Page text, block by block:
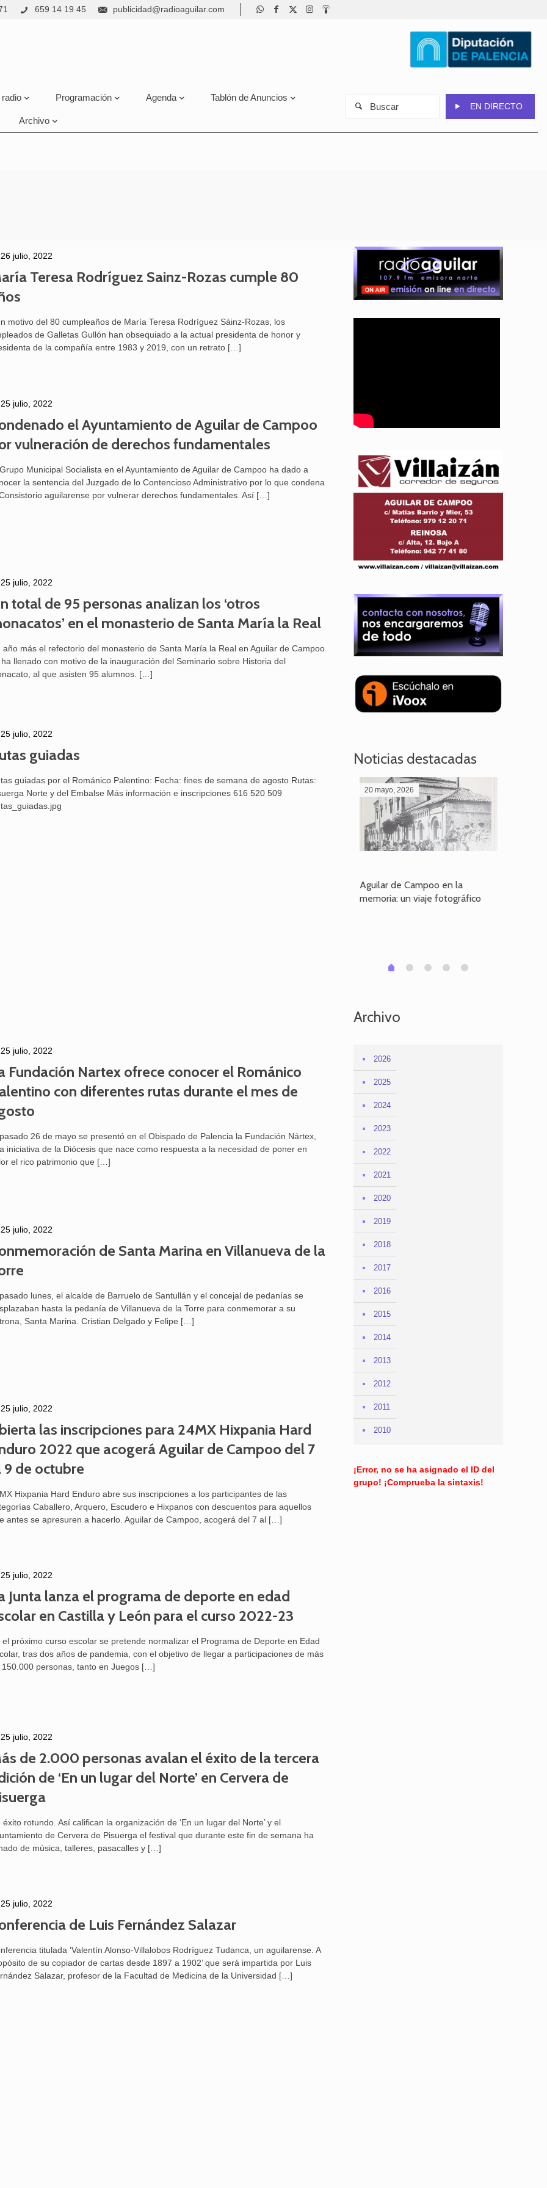
659 14 19 45 publicidad@radioaguilar.com
Programación Agenda Tablón de Anuncios
Archivo
EN DIRECTO
26 julio, 2022
Teresa Rodríguez Sainz-Rozas cumple 80
motivo del 80 cumpleaños de María Teresa Rodríguez Sáinz-Rozas, los
de Galletas Gullón han obsequiado a la actual presidenta de honor y
de la compañía entre 1983 y 2019, con un retrato[…]
25 julio, 2022
el Ayuntamiento de Aguilar de Campoo
vulneración de derechos fundamentales
Municipal Socialista en el Ayuntamiento de Aguilar de Campoo ha dado a
la sentencia del Juzgado de lo Contencioso Administrativo por lo que condena
aguilarense por vulnerar derechos fundamentales. Así[…]
25 julio, 2022
total de 95 personas analizan los ‘otros
en el monasterio de Santa María la Real
año más el refectorio del monasterio de Santa María la Real en Aguilar de Campoo
llenado con motivo de la inauguración del Seminario sobre Historia del
al que asisten 95 alumnos. […]
25 julio, 2022
guiadas
guiadas por el Románico Palentino: Fecha: fines de semana de agosto Rutas:
Norte y del Embalse Más información e inscripciones 616 520 509
25 julio, 2022
Fundación Nartex ofrece conocer el Románico
con diferentes rutas durante el mes de
26 de mayo se presentó en el Obispado de Palencia la Fundación Nártex,
iniciativa de la Diócesis que nace como respuesta a la necesidad de poner en
el rico patrimonio que […]
25 julio, 2022
de Santa Marina en Villanueva de la
lunes, el alcalde de Barruelo de Santullán y el concejal de pedanías se
hasta la pedanía de Villanueva de la Torre para conmemorar a su
Santa Marina. Cristian Delgado y Felipe […]
25 julio, 2022
las inscripciones para 24MX Hixpania Hard
2022 que acogerá Aguilar de Campoo del 7
9 de octubre
Hixpania Hard Enduro abre sus inscripciones a los participantes de las
Caballero, Arquero, Escudero e Hixpanos con descuentos para aquellos
antes se apresuren a hacerlo. Aguilar de Campoo, acogerá del 7 al[…]
25 julio, 2022
Junta lanza el programa de deporte en edad
en Castilla y León para el curso 2022-23
el próximo curso escolar se pretende normalizar el Programa de Deporte en Edad
tras dos años de pandemia, con el objetivo de llegar a participaciones de más
150.000 personas, tanto en Juegos[…]
25 julio, 2022
de 2.000 personas avalan el éxito de la tercera
de ‘En un lugar del Norte’ en Cervera de
éxito rotundo. Así califican la organización de ‘En un lugar del Norte’ y el
de Cervera de Pisuerga el festival que durante este fin de semana ha
de música, talleres, pasacalles y[…]
25 julio, 2022
de Luis Fernández Salazar
titulada ‘Valentín Alonso-Villalobos Rodríguez Tudanca, un aguilarense. A
de su copiador de cartas desde 1897 a 1902’ que será impartida por Luis
Salazar, profesor de la Facultad de Medicina de la Universidad […]
Noticias destacadas
25 febrero, 2026 20 mayo, 2026
Aguilar de Campoo en la
memoria: un viaje fotográfico
0 1 2 3 4
Archivo
2026
2025
2024
2023
2022
2021
2020
2019
2018
2017
2016
2015
2014
2013
2012
2011
2010
¡Error, no se ha asignado el ID del
grupo! ¡Comprueba la sintaxis!